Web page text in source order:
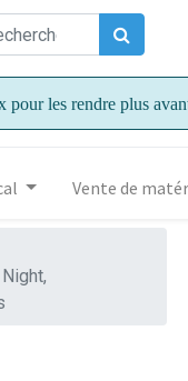
pour les rendre plus
Vente de